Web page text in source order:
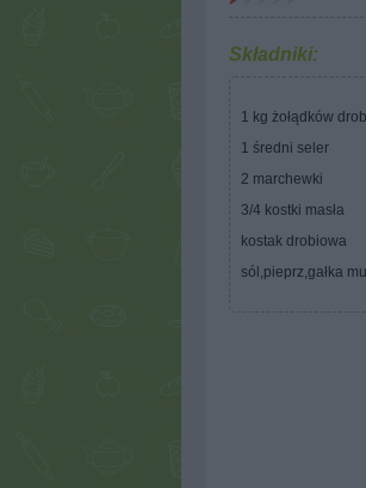
Składniki:
1 kg żołądków
1 średni seler
2 marchewki
3/4 kostki masła
kostak drobiowa
sól,pieprz,gałka